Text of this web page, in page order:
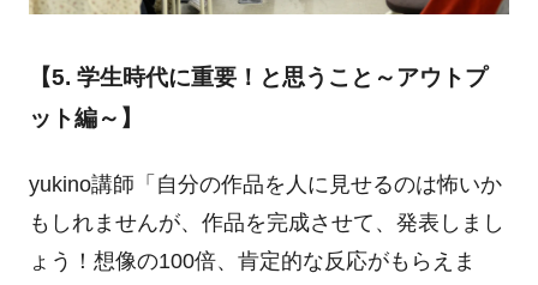
【5. 学生時代に重要！と思うこと～アウトプ
ット編～】
yukino講師「自分の作品を人に見せるのは怖いか
もしれませんが、作品を完成させて、発表しまし
ょう！想像の100倍、肯定的な反応がもらえま